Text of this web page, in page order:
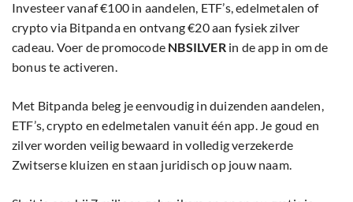
Investeer vanaf €100 in aandelen, ETF’s, edelmetalen of
crypto via Bitpanda en ontvang €20 aan fysiek zilver
cadeau. Voer de promocode NBSILVERin de app in om de
bonus te activeren.
Met Bitpanda beleg je eenvoudig in duizenden aandelen,
ETF’s, crypto en edelmetalen vanuit één app. Je goud en
zilver worden veilig bewaard in volledig verzekerde
Zwitserse kluizen en staan juridisch op jouw naam.